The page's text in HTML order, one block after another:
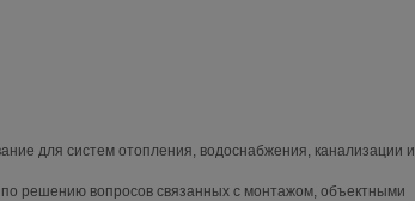
для систем отопления, водоснабжения, канализации и
решению вопросов связанных с монтажом, объектными